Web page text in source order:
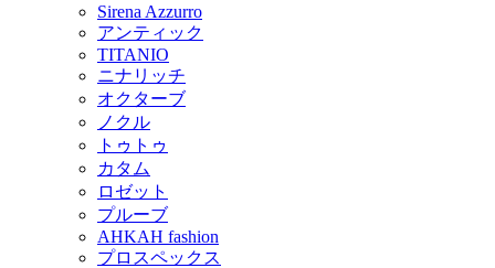
Sirena Azzurro
アンティック
TITANIO
ニナリッチ
オクターブ
ノクル
トゥトゥ
カタム
ロゼット
プルーブ
AHKAH fashion
プロスペックス